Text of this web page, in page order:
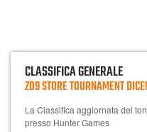
CLASSIFICA GENERALE
Z09 STORE TOURNAMENT
La Classifica aggiornata del
presso Hunter Games